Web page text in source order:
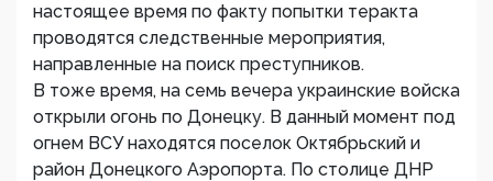
настоящее время по факту попытки теракта
проводятся следственные мероприятия,
направленные на поиск преступников.
В тоже время, на семь вечера украинские войска
открыли огонь по Донецку. В данный момент под
огнем ВСУ находятся поселок Октябрьский и
район Донецкого Аэропорта. По столице ДНР